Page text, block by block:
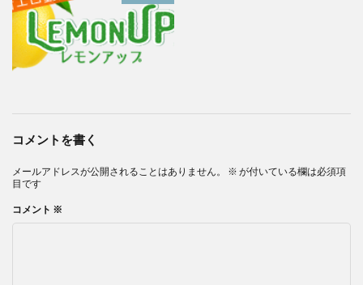
コメントを書く
メールアドレスが公開されることはありません。 ※ が付いている欄は必須項
目です
コメント ※